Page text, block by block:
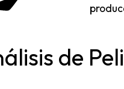
de